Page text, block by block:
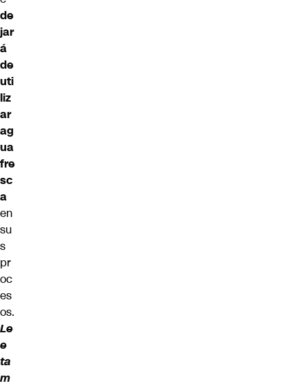
de
jar
á
de
uti
liz
ar
ag
ua
fre
sc
a
en
su
s
pr
oc
es
os.
Le
e
ta
m